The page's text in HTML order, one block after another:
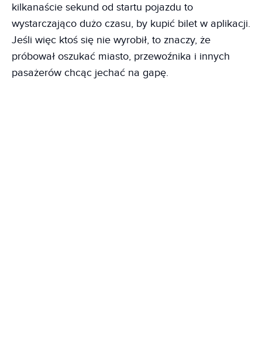
kilkanaście sekund od startu pojazdu to
wystarczająco dużo czasu, by kupić bilet w aplikacji.
Jeśli więc ktoś się nie wyrobił, to znaczy, że
próbował oszukać miasto, przewoźnika i innych
pasażerów chcąc jechać na gapę.